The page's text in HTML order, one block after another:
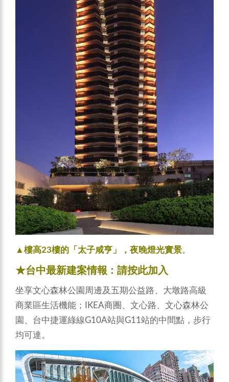
▲樓高23樓的「太子咸亨」，夜晚燈光實景。
★台中最新建案情報 : 請按此加入
坐享文心森林公園周邊及五期公益路、大墩路高級
商業區生活機能；IKEA商圈、文心路、文心森林公
園、台中捷運綠線G10A站與G11站的中間點，步行
均可達。